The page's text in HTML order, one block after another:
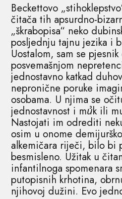
Beckettovo
čitača tih apsurdno-
„škrabopisa“ neko
posljednju tajnu jezika i
Uostalom, sam se
posvemašnjom
jednostavno katkad
nepronične poruke
osobama. U njima se
jednostavnost i mꞿk ili
Nastojati im odrediti
osim u onome
alkemičara riječi, bilo bi
besmisleno. Užitak u
infantilnoga spomenara
putopisnih krhotina,
njihovoj dužini. Evo